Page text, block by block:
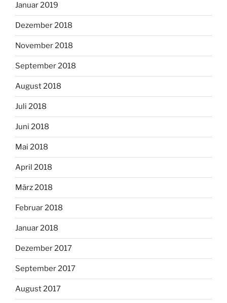
Januar 2019
Dezember 2018
November 2018
September 2018
August 2018
Juli 2018
Juni 2018
Mai 2018
April 2018
März 2018
Februar 2018
Januar 2018
Dezember 2017
September 2017
August 2017